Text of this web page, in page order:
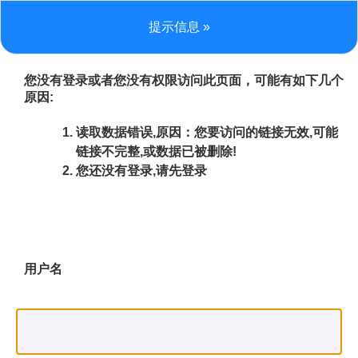
提示信息 »
您没有登录或者您没有权限访问此页面，可能有如下几个
原因:
读取数据错误,原因：您要访问的链接无效,可能
链接不完整,或数据已被删除!
您还没有登录,请先登录
用户名